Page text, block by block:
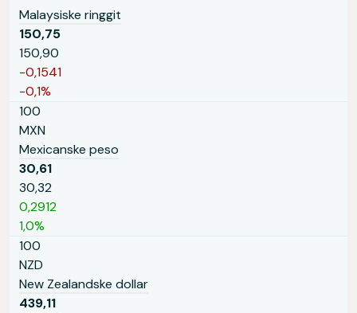
Malaysiske ringgit
150,75
150,90
-0,1541
-0,1%
100
MXN
Mexicanske peso
30,61
30,32
0,2912
1,0%
100
NZD
New Zealandske dollar
439,11